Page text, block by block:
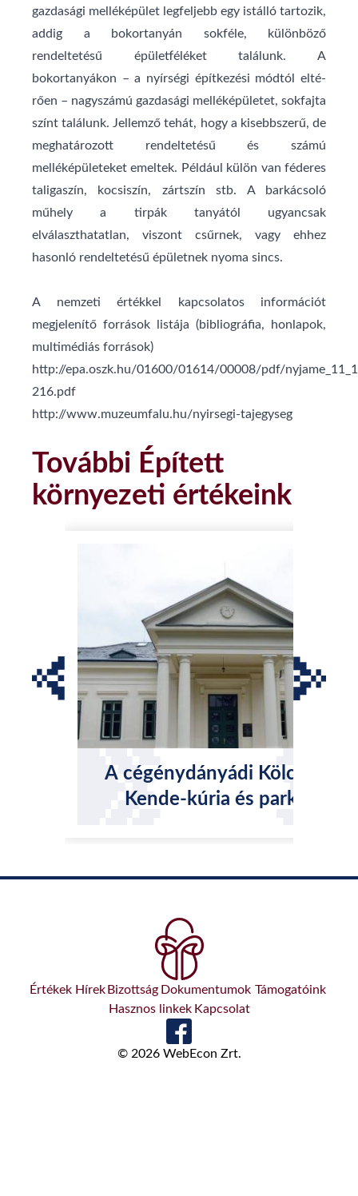
gazdasági melléképület legfeljebb egy istálló tartozik,
addig a bokortanyán sokféle, különböző
rendeltetésű épületféléket találunk. A
bokortanyákon – a nyírségi építkezési módtól elté­
rően – nagyszámú gazdasági melléképületet, sokfajta
színt találunk. Jellemző tehát, hogy a kisebbszerű, de
meghatá­rozott rendeltetésű és számú
melléképületeket emeltek. Például külön van féderes
taligaszín, kocsiszín, zártszín stb. A barkácsoló
műhely a tirpák tanyától ugyancsak
elválaszthatatlan, viszont csűrnek, vagy ehhez
hasonló rendeltetésű épületnek nyoma sincs.
A nemzeti értékkel kapcsolatos információt
megjelenítő források listája (bibliográfia, honlapok,
multimédiás források)
http://epa.oszk.hu/01600/01614/00008/pdf/
216.pdf
http://www.muzeumfalu.hu/nyirsegi-tajegyseg
További Épített
környezeti értékeink
A cégénydányádi Kölcsey-
Kende-kúria és parkja
Értékek Hírek Bizottság Dokumentumok Támogatóink
Hasznos linkek Kapcsolat
© 2026 WebEcon Zrt.